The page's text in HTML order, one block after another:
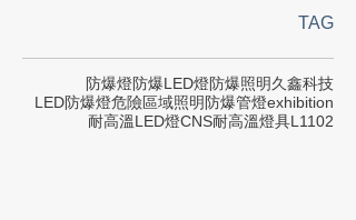
TAG
防爆燈防爆LED燈防爆照明久鑫科技
LED防爆燈危險區域照明防爆管燈exhibition
耐高溫LED燈CNS耐高溫燈具L1102